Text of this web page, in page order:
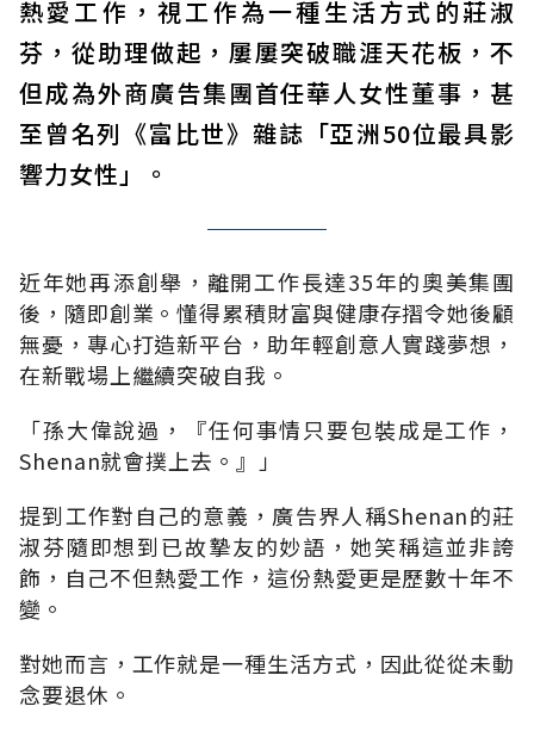
熱愛工作，視工作為一種生活方式的莊淑
芬，從助理做起，屢屢突破職涯天花板，不
但成為外商廣告集團首任華人女性董事，甚
至曾名列《富比世》雜誌「亞洲50位最具影
響力女性」。
近年她再添創舉，離開工作長達35年的奧美集團
後，隨即創業。懂得累積財富與健康存摺令她後顧
無憂，專心打造新平台，助年輕創意人實踐夢想，
在新戰場上繼續突破自我。
「孫大偉說過，『任何事情只要包裝成是工作，
Shenan就會撲上去。』」
提到工作對自己的意義，廣告界人稱Shenan的莊
淑芬隨即想到已故摯友的妙語，她笑稱這並非誇
飾，自己不但熱愛工作，這份熱愛更是歷數十年不
變。
對她而言，工作就是一種生活方式，因此從從未動
念要退休。